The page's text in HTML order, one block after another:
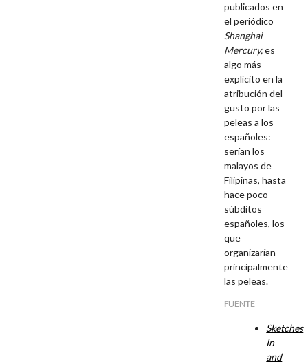
publicados en
el periódico
Shanghai
Mercury,es
algo más
explícito en la
atribución del
gusto por las
peleas a los
españoles:
serían los
malayos de
Filipinas, hasta
hace poco
súbditos
españoles, los
que
organizarían
principalmente
las peleas.
FUENTE
Sketches
In
and